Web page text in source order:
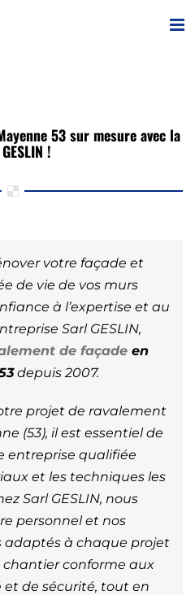
53 sur mesure avec la
!
votre façade et
de vie de vos murs
à l’expertise et au
Sarl GESLIN,
de façade en
depuis 2007.
projet de ravalement
(53), il est essentiel de
entreprise qualifiée
et les techniques les
Sarl GESLIN, nous
personnel et nos
adaptés à chaque projet
conforme aux
de sécurité, tout en